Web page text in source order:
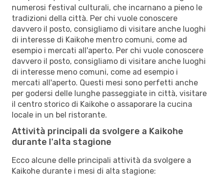
numerosi festival culturali, che incarnano a pieno le
tradizioni della città. Per chi vuole conoscere
davvero il posto, consigliamo di visitare anche luoghi
di interesse di Kaikohe mentro comuni, come ad
esempio i mercati all'aperto. Per chi vuole conoscere
davvero il posto, consigliamo di visitare anche luoghi
di interesse meno comuni, come ad esempio i
mercati all'aperto. Questi mesi sono perfetti anche
per godersi delle lunghe passeggiate in città, visitare
il centro storico di Kaikohe o assaporare la cucina
locale in un bel ristorante.
Attività principali da svolgere a Kaikohe
durante l'alta stagione
Ecco alcune delle principali attività da svolgere a
Kaikohe durante i mesi di alta stagione: